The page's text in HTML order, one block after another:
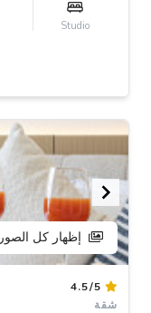
Studio
إظهار كل الصور
4.5/5
شقة